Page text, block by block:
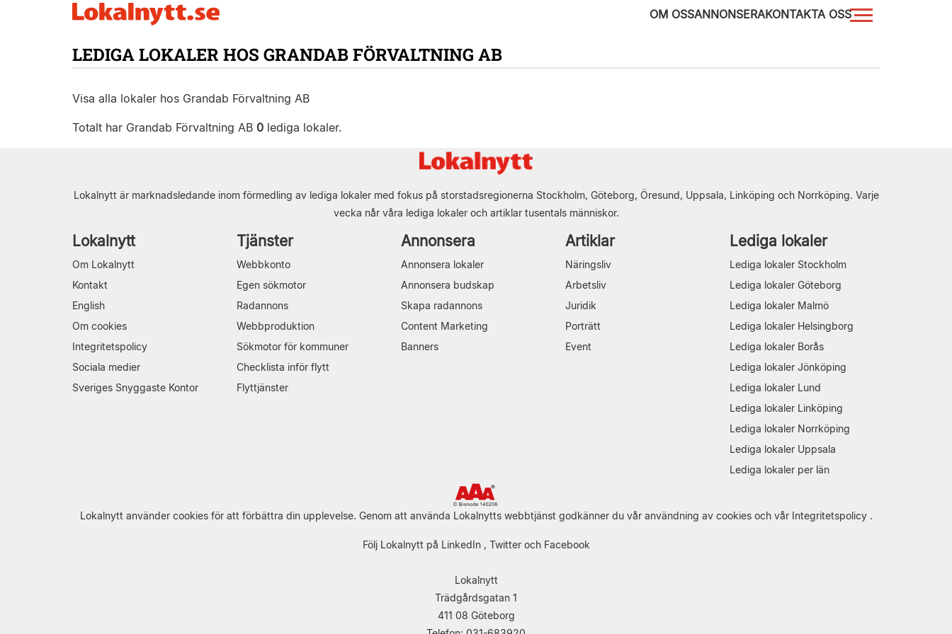
OM OSSANNONSERAKONTAKTA OSS
LEDIGA LOKALER HOS GRANDAB FÖRVALTNING AB
Visa alla lokaler hos Grandab Förvaltning AB
Totalt har Grandab Förvaltning AB 0 lediga lokaler.
Lokalnytt är marknadsledande inom förmedling av lediga lokaler med fokus på storstadsregionerna Stockholm, Göteborg, Öresund, Uppsala, Linköping och Norrköping. Varje
vecka når våra lediga lokaler och artiklar tusentals människor.
Lokalnytt
Om Lokalnytt
Kontakt
English
Om cookies
Integritetspolicy
Sociala medier
Sveriges Snyggaste Kontor
Tjänster
Webbkonto
Egen sökmotor
Radannons
Webbproduktion
Sökmotor för kommuner
Checklista inför flytt
Flyttjänster
Annonsera
Annonsera lokaler
Annonsera budskap
Skapa radannons
Content Marketing
Banners
Artiklar
Näringsliv
Arbetsliv
Juridik
Porträtt
Event
Lediga lokaler
Lediga lokaler Stockholm
Lediga lokaler Göteborg
Lediga lokaler Malmö
Lediga lokaler Helsingborg
Lediga lokaler Borås
Lediga lokaler Jönköping
Lediga lokaler Lund
Lediga lokaler Linköping
Lediga lokaler Norrköping
Lediga lokaler Uppsala
Lediga lokaler per län
Lokalnytt använder cookies för att förbättra din upplevelse. Genom att använda Lokalnytts webbtjänst godkänner du vår användning av cookiesoch vår Integritetspolicy.
Följ Lokalnytt på LinkedIn, Twitteroch Facebook
Lokalnytt
Trädgårdsgatan 1
411 08 Göteborg